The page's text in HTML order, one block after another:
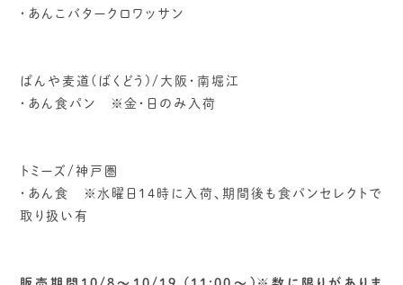
・あんこバタークロワッサン
ぱんや麦道(ばくどう)/大阪・南堀江
・あん食パン ※金・日のみ入荷
トミーズ/神戸圏
・あん食 ※水曜日14時に入荷、期間後も食パンセレクトで
取り扱い有